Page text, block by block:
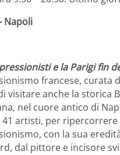
Napoli
e la Parigi fin
francese,
visitare anche la storica
nel cuore antico di
artisti, per ripercorrere
con la sua
dal pittore e incisore